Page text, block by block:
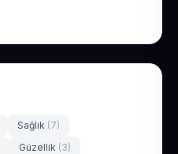
Sağlık (7)
Güzellik (3)